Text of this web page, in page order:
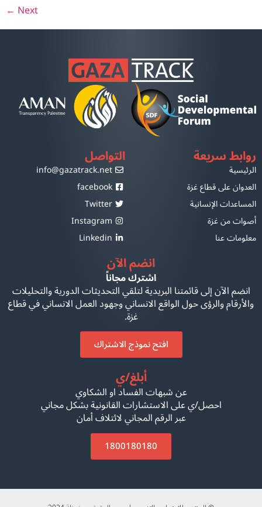
Next
←
روابط سريعة
الرئيسية
العدوان على قطاع غزة
المساعدات الإنسانية
أصوات من غزة
معلومات عنا
التواصل
info@gazatrack.net
facebook
Twitter
Instagram
Linkedin
انضم الآن
اشترك مجاناً
انضم الآن إلى قائمتنا البريدية لتلقي التحديثات الدورية والتحليلات
والأرقام والرؤى حول الواقع الانساني وجهود العمل الانساني في قطاع
غزة.
افتح نموذج الاشتراك
أبلغ/ي
عن شبهات الفساد او الشكاوي
احصل/ي على الاستشارات القانونية بشكل مجاني
عبر الرقم المجاني لائتلاف أمان
1800180180